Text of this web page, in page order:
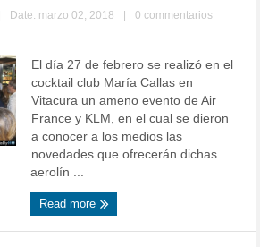
Date: marzo 02, 2018
0 commentarios
El día 27 de febrero se realizó en el
cocktail club María Callas en
Vitacura un ameno evento de Air
France y KLM, en el cual se dieron
a conocer a los medios las
novedades que ofrecerán dichas
aerolín ...
Read more